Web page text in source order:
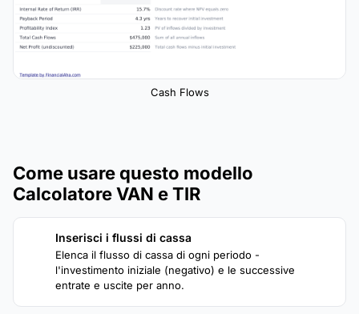
Cash Flows
Come usare questo modello
Calcolatore VAN e TIR
Inserisci i flussi di cassa
Elenca il flusso di cassa di ogni periodo -
l'investimento iniziale (negativo) e le successive
entrate e uscite per anno.